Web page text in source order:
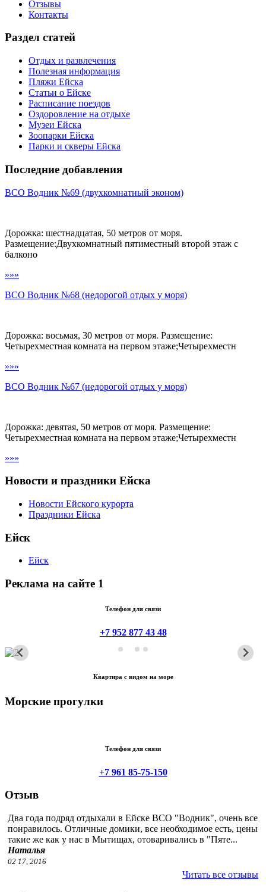
Отзывы
Контакты
Раздел статей
Отдых и развлечения
Полезная информация
Пляжи Ейска
Статьи о Ейске
Расписание поездов
Оздоровление на отдыхе
Музеи Ейска
Зоопарки Ейска
Парки и скверы Ейска
Последние добавления
ВСО Водник №69 (двухкомнатный эконом)
Дорожка: шестнадцатая, 50 метров от моря.
Размещение:Двухкомнатный пятиместный второй этаж с
балконо
»»»
ВСО Водник №68 (недорогой отдых у моря)
Дорожка: восьмая, 30 метров от моря. Размещение:
Четырехместная комната на первом этаже;Четырехместн
»»»
ВСО Водник №67 (недорогой отдых у моря)
Дорожка: девятая, 50 метров от моря. Размещение:
Четырехместная комната на первом этаже;Четырехместн
»»»
Новости и праздники Ейска
Новости Ейского курорта
Праздники Ейска
Ейск
Ейск
Реклама на сайте 1
Телефон для связи
+7 952 877 43 48
Квартира с видом на море
Морские прогулки
Телефон для связи
+7 961 85-75-150
Отзыв
Два года подряд отдыхали в Ейске ВСО "Водник", очень все
понравилось. Отличные домики, все необходимое есть, цены
такие же как у нас в Мытищах, отоваривались в "Пяте...
Наталья
02 17, 2016
Читать все отзывы